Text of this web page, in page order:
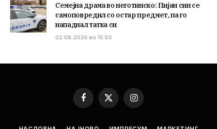
Семејна драма во неготинско: Пијан син се
самоповредил со остар предмет, па го
нападнал татка си
02.08.2026 во 15:50
Facebook
X
(Twitter)
Instagram